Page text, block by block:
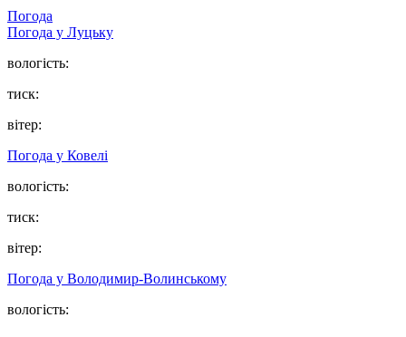
Погода
Погода у Луцьку
вологість:
тиск:
вітер:
Погода у Ковелі
вологість:
тиск:
вітер:
Погода у Володимир-Волинському
вологість: